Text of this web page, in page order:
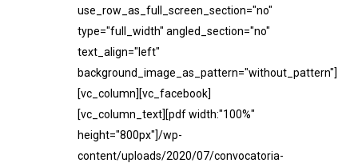
use_row_as_full_screen_section="no"
type="full_width" angled_section="no"
text_align="left"
background_image_as_pattern="without_pattern"]
[vc_column][vc_facebook]
[vc_column_text][pdf width:"100%"
height="800px"]/wp-
content/uploads/2020/07/convocatoria-